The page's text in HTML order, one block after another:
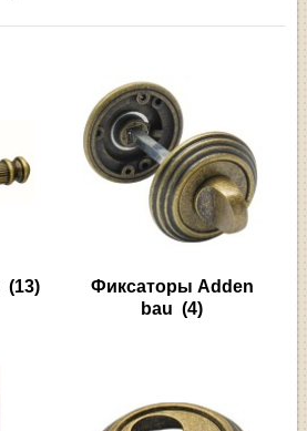
(13)
Фиксаторы Adden
bau (4)